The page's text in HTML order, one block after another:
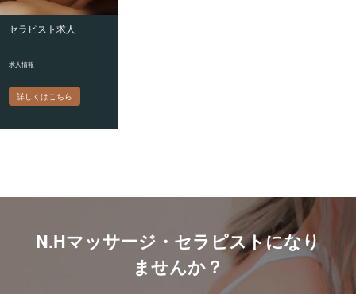
セラピスト求人
求人情報
詳しくはこちら
N.Hマッサージ・セラピストになり
ませんか？